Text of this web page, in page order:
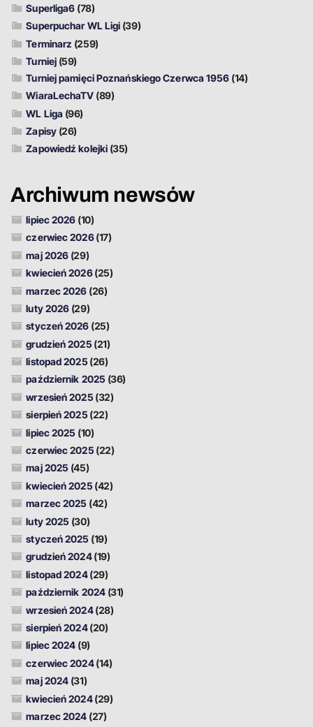
Superliga6 (78)
Superpuchar WL Ligi (39)
Terminarz (259)
Turniej (59)
Turniej pamięci Poznańskiego Czerwca 1956 (14)
WiaraLechaTV (89)
WL Liga (96)
Zapisy(26)
Zapowiedź kolejki (35)
Archiwum newsów
lipiec 2026 (10)
czerwiec 2026(17)
maj 2026 (29)
kwiecień 2026(25)
marzec 2026 (26)
luty 2026 (29)
styczeń 2026 (25)
grudzień 2025 (21)
listopad 2025 (26)
październik 2025 (36)
wrzesień 2025 (32)
sierpień 2025 (22)
lipiec 2025 (10)
czerwiec 2025 (22)
maj 2025 (45)
kwiecień 2025 (42)
marzec 2025 (42)
luty 2025 (30)
styczeń 2025 (19)
grudzień 2024(19)
listopad 2024(29)
październik 2024(31)
wrzesień 2024(28)
sierpień 2024(20)
lipiec 2024 (9)
czerwiec 2024(14)
maj 2024 (31)
kwiecień 2024(29)
marzec 2024 (27)